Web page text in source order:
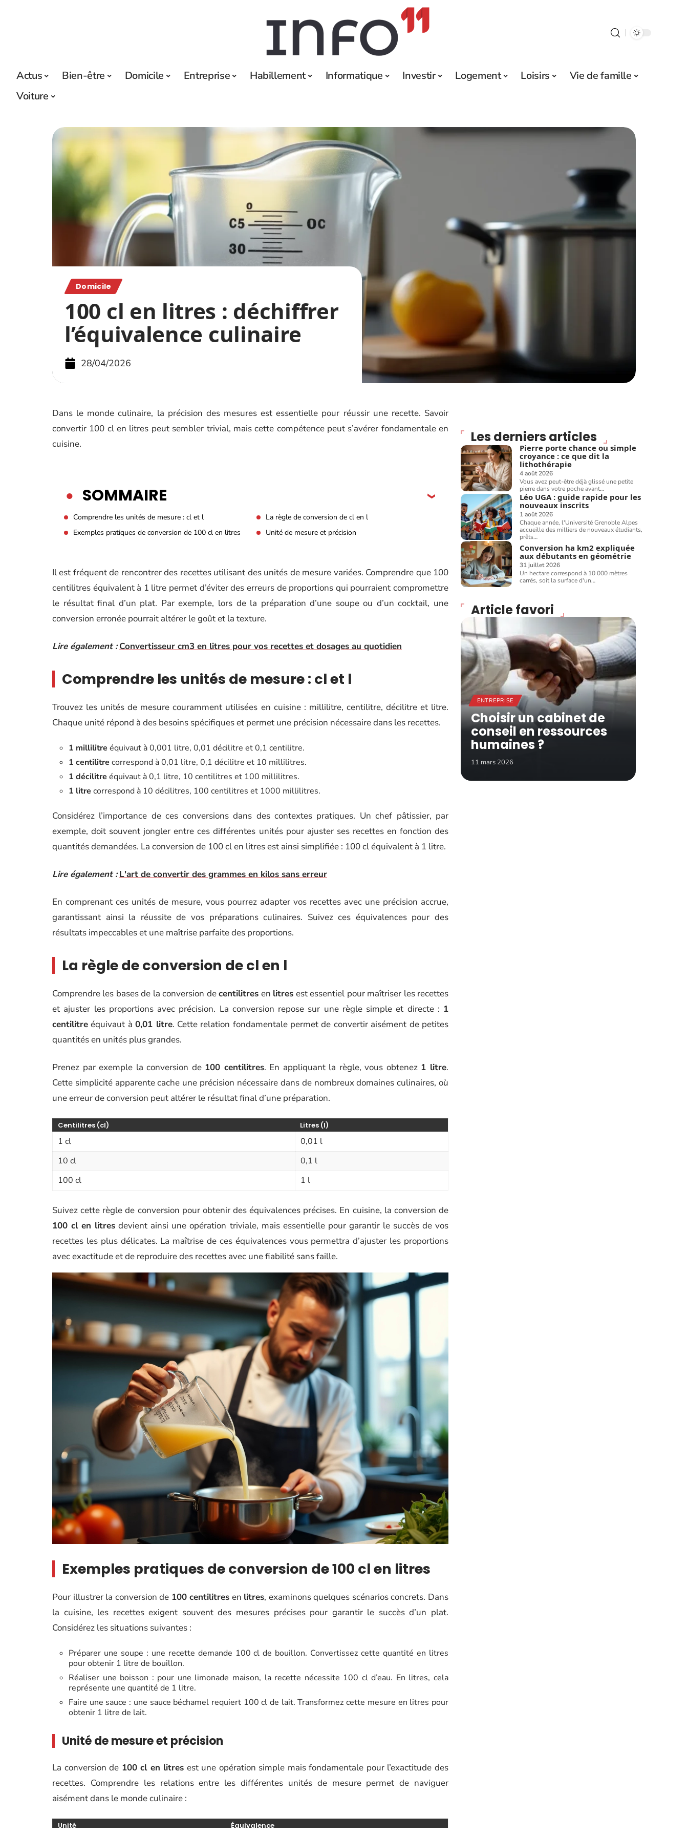
Actus Bien-être Domicile Entreprise Habillement Informatique Investir Logement Loisirs
Vie de famille
Voiture
Domicile
100 cl en litres : déchiffrer
l’équivalence culinaire
28/04/2026
Dans le monde culinaire, la précision des mesures est essentielle pour réussir une recette. Savoir
convertir 100 cl en litres peut sembler trivial, mais cette compétence peut s’avérer fondamentale en
cuisine.
SOMMAIRE
Comprendre les unités de mesure : cl et l
La règle de conversion de cl en l
Exemples pratiques de conversion de 100 cl en litres
Unité de mesure et précision
Il est fréquent de rencontrer des recettes utilisant des unités de mesure variées. Comprendre que 100
centilitres équivalent à 1 litre permet d’éviter des erreurs de proportions qui pourraient compromettre
le résultat final d’un plat. Par exemple, lors de la préparation d’une soupe ou d’un cocktail, une
conversion erronée pourrait altérer le goût et la texture.
Lire également : Convertisseur cm3 en litres pour vos recettes et dosages au quotidien
Comprendre les unités de mesure : cl et l
Trouvez les unités de mesure couramment utilisées en cuisine : millilitre, centilitre, décilitre et litre.
Chaque unité répond à des besoins spécifiques et permet une précision nécessaire dans les recettes.
1 millilitre équivaut à 0,001 litre, 0,01 décilitre et 0,1 centilitre.
1 centilitre correspond à 0,01 litre, 0,1 décilitre et 10 millilitres.
1 décilitre équivaut à 0,1 litre, 10 centilitres et 100 millilitres.
1 litre correspond à 10 décilitres, 100 centilitres et 1000 millilitres.
Considérez l’importance de ces conversions dans des contextes pratiques. Un chef pâtissier, par
exemple, doit souvent jongler entre ces différentes unités pour ajuster ses recettes en fonction des
quantités demandées. La conversion de 100 cl en litres est ainsi simplifiée : 100 cl équivalent à 1 litre.
Lire également : L'art de convertir des grammes en kilos sans erreur
En comprenant ces unités de mesure, vous pourrez adapter vos recettes avec une précision accrue,
garantissant ainsi la réussite de vos préparations culinaires. Suivez ces équivalences pour des
résultats impeccables et une maîtrise parfaite des proportions.
La règle de conversion de cl en l
Comprendre les bases de la conversion decentilitres en litres est essentiel pour maîtriser les recettes
et ajuster les proportions avec précision. La conversion repose sur une règle simple et directe : 1
centilitre équivaut à0,01 litre. Cette relation fondamentale permet de convertir aisément de petites
quantités en unités plus grandes.
Prenez par exemple la conversion de 100 centilitres. En appliquant la règle, vous obtenez 1 litre.
Cette simplicité apparente cache une précision nécessaire dans de nombreux domaines culinaires, où
une erreur de conversion peut altérer le résultat final d’une préparation.
Centilitres (cl) Litres (l)
1 cl
0,01 l
10 cl
0,1 l
100 cl
1 l
Suivez cette règle de conversion pour obtenir des équivalences précises. En cuisine, la conversion de
100 cl en litres devient ainsi une opération triviale, mais essentielle pour garantir le succès de vos
recettes les plus délicates. La maîtrise de ces équivalences vous permettra d’ajuster les proportions
avec exactitude et de reproduire des recettes avec une fiabilité sans faille.
Exemples pratiques de conversion de 100 cl en litres
Pour illustrer la conversion de 100 centilitres en litres, examinons quelques scénarios concrets. Dans
la cuisine, les recettes exigent souvent des mesures précises pour garantir le succès d’un plat.
Considérez les situations suivantes :
Préparer une soupe : une recette demande 100 cl de bouillon. Convertissez cette quantité en litres
pour obtenir 1 litre de bouillon.
Réaliser une boisson : pour une limonade maison, la recette nécessite 100 cl d’eau. En litres, cela
représente une quantité de 1 litre.
Faire une sauce : une sauce béchamel requiert 100 cl de lait. Transformez cette mesure en litres pour
obtenir 1 litre de lait.
Unité de mesure et précision
La conversion de 100 cl en litres est une opération simple mais fondamentale pour l’exactitude des
recettes. Comprendre les relations entre les différentes unités de mesure permet de naviguer
aisément dans le monde culinaire :
Unité Équivalence
Les derniers articles
Pierre porte chance ou simple
croyance : ce que dit la
lithothérapie
4 août 2026
Vous avez peut-être déjà glissé une petite
pierre dans votre poche avant…
Léo UGA : guide rapide pour les
nouveaux inscrits
1 août 2026
Chaque année, l'Université Grenoble Alpes
accueille des milliers de nouveaux étudiants,
prêts…
Conversion ha km2 expliquée
aux débutants en géométrie
31 juillet 2026
Un hectare correspond à 10 000 mètres
carrés, soit la surface d'un…
Article favori
ENTREPRISE
Choisir un cabinet de
conseil en ressources
humaines ?
11 mars 2026